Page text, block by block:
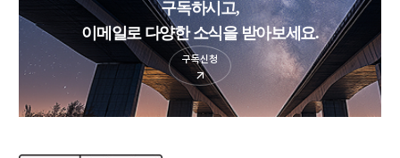
구독하시고,
이메일로 다양한 소식을 받아보세요.
구독신청